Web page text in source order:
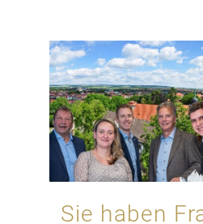
Sie haben